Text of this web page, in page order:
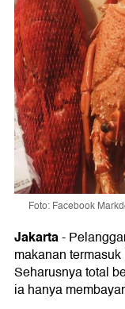
Foto: Facebook
Jakarta-
makanan
Seharusnya total
ia hanya